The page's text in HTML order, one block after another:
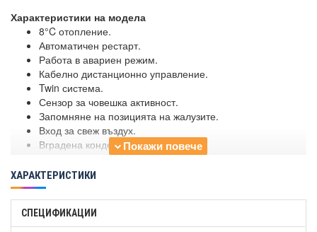
Характеристики на модела
8°C отопление.
Автоматичен рестарт.
Работа в авариен режим.
Кабелно дистанционно управление.
Twin система.
Сензор за човешка активност.
Запомняне на позицията на жалузите.
Вход за свеж въздух.
Вградена кондензна помпа.
ХАРАКТЕРИСТИКИ
СПЕЦИФИКАЦИИ